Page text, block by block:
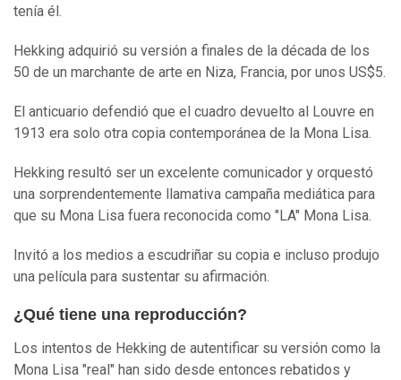
tenía él.
Hekking adquirió su versión a finales de la década de los
50 de un marchante de arte en Niza, Francia, por unos US$5.
El anticuario defendió que el cuadro devuelto al Louvre en
1913 era solo otra copia contemporánea de la Mona Lisa.
Hekking resultó ser un excelente comunicador y orquestó
una sorprendentemente llamativa campaña mediática para
que su Mona Lisa fuera reconocida como "LA" Mona Lisa.
Invitó a los medios a escudriñar su copia e incluso produjo
una película para sustentar su afirmación.
¿Qué tiene una reproducción?
Los intentos de Hekking de autentificar su versión como la
Mona Lisa "real" han sido desde entonces rebatidos y